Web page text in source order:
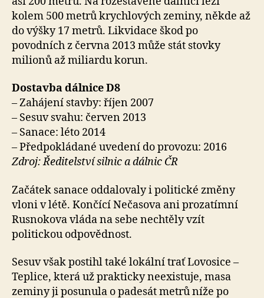
kolem 500 metrů krychlových zeminy, někde až
do výšky 17 metrů. Likvidace škod po
povodních z června 2013 může stát stovky
milionů až miliardu korun.
Dostavba dálnice D8
– Zahájení stavby: říjen 2007
– Sesuv svahu: červen 2013
– Sanace: léto 2014
– Předpokládané uvedení do provozu: 2016
Zdroj: Ředitelství silnic a dálnic ČR
Začátek sanace oddalovaly i politické změny
vloni v létě. Končící Nečasova ani prozatímní
Rusnokova vláda na sebe nechtěly vzít
politickou odpovědnost.
Sesuv však postihl také lokální trať Lovosice –
Teplice, která už prakticky neexistuje, masa
zeminy ji posunula o padesát metrů níže po